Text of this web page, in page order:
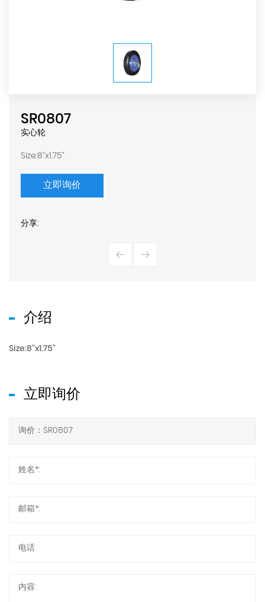
SR0807
实心轮
Size:8"x1.75"
立即询价
分享:
介绍
Size:8"x1.75"
立即询价